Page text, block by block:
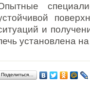
и
установлена
Поделиться…